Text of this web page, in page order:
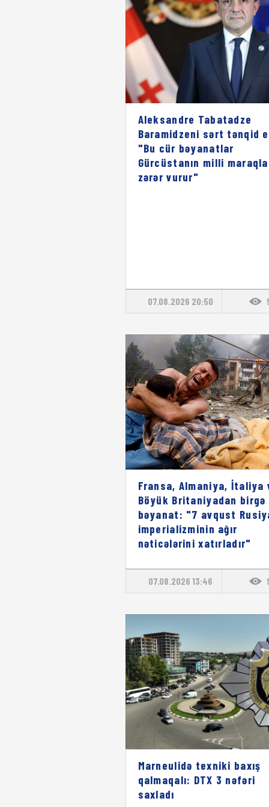
Aleksandre Tabatadze
Baramidzeni sərt tənqid
"Bu cür bəyanatlar
Gürcüstanın milli
zərər vurur"
07.08.2026 20:50
Fransa, Almaniya, İtaliya
Böyük Britaniyadan birgə
bəyanat: "7 avqust
imperializminin ağır
nəticələrini xatırladır"
07.08.2026 13:46
Marneulidə texniki baxış
qalmaqalı: DTX 3 nəfəri
saxladı